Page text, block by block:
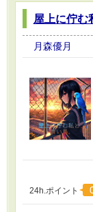
屋上に佇む
月森優月
24h.ポイント